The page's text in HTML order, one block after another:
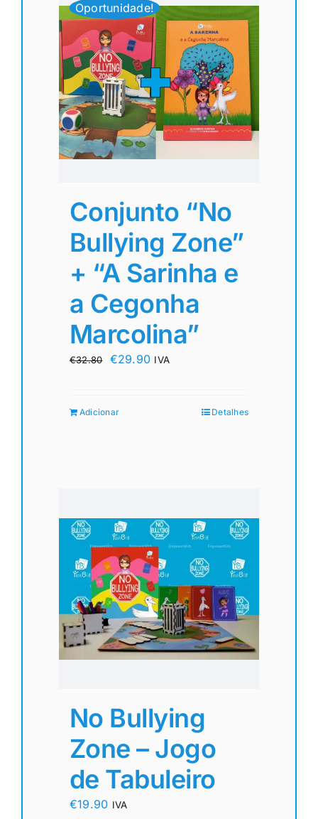
Oportunidade!
Conjunto “No
Bullying Zone”
+ “A Sarinha e
a Cegonha
Marcolina”
€32.80
O
era:
€29.90OIVA
Adicionar Detalhes
No Bullying
Zone – Jogo
de Tabuleiro
€19.90 IVA